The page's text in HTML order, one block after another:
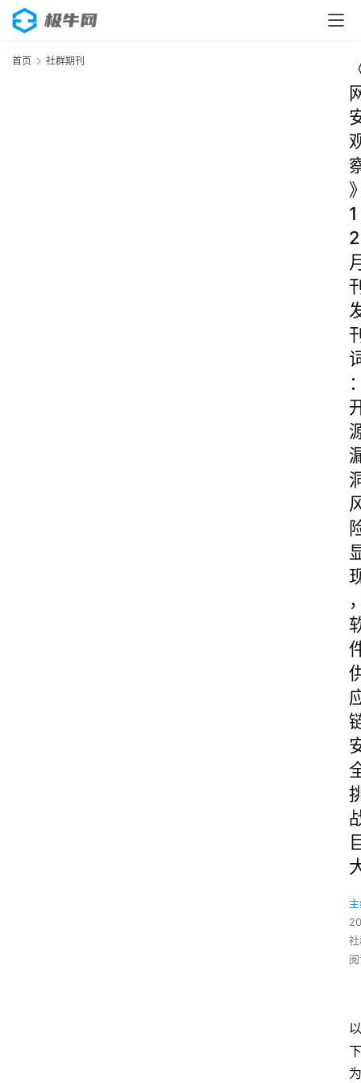
首页 社群期刊
1
2
以
下
为